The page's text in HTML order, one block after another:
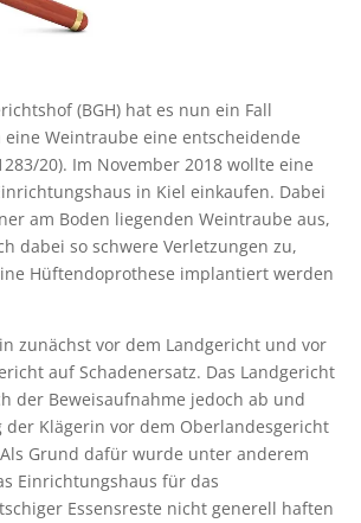
(BGH) hat es nun ein Fall
Weintraube eine entscheidende
20). Im November 2018 wollte eine
in Kiel einkaufen. Dabei
am Boden liegenden Weintraube aus,
dabei so schwere Verletzungen zu,
Hüftendoprothese implantiert werden
zunächst vor dem Landgericht und vor
auf Schadenersatz. Das Landgericht
der Beweisaufnahme jedoch ab und
Klägerin vor dem Oberlandesgericht
Grund dafür wurde unter anderem
Einrichtungshaus für das
Essensreste nicht generell haften